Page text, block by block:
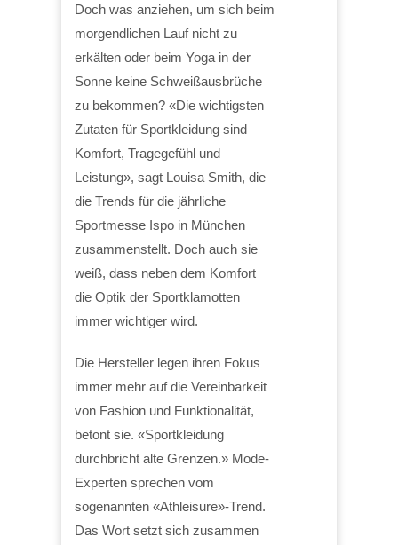
Doch was anziehen, um sich beim
morgendlichen Lauf nicht zu
erkälten oder beim Yoga in der
Sonne keine Schweißausbrüche
zu bekommen? «Die wichtigsten
Zutaten für Sportkleidung sind
Komfort, Tragegefühl und
Leistung», sagt Louisa Smith, die
die Trends für die jährliche
Sportmesse Ispo in München
zusammenstellt. Doch auch sie
weiß, dass neben dem Komfort
die Optik der Sportklamotten
immer wichtiger wird.
Die Hersteller legen ihren Fokus
immer mehr auf die Vereinbarkeit
von Fashion und Funktionalität,
betont sie. «Sportkleidung
durchbricht alte Grenzen.» Mode-
Experten sprechen vom
sogenannten «Athleisure»-Trend.
Das Wort setzt sich zusammen